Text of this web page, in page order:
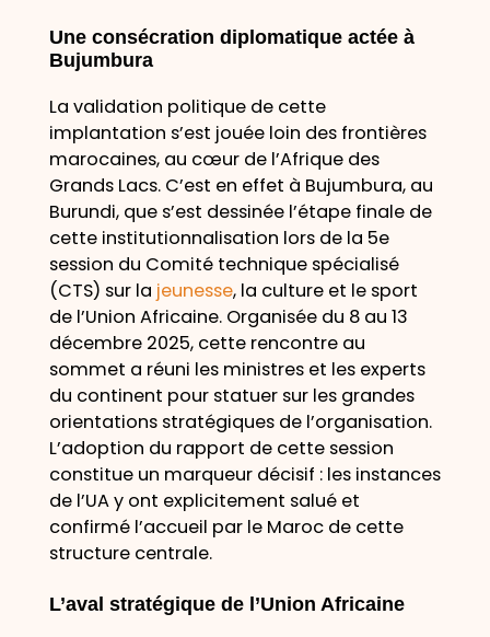
Une consécration diplomatique actée à
Bujumbura
La validation politique de cette
implantation s’est jouée loin des frontières
marocaines, au cœur de l’Afrique des
Grands Lacs. C’est en effet à Bujumbura, au
Burundi, que s’est dessinée l’étape finale de
cette institutionnalisation lors de la 5e
session du Comité technique spécialisé
(CTS) sur la jeunesse, la culture et le sport
de l’Union Africaine. Organisée du 8 au 13
décembre 2025, cette rencontre au
sommet a réuni les ministres et les experts
du continent pour statuer sur les grandes
orientations stratégiques de l’organisation.
L’adoption du rapport de cette session
constitue un marqueur décisif : les instances
de l’UA y ont explicitement salué et
confirmé l’accueil par le Maroc de cette
structure centrale.
L’aval stratégique de l’Union Africaine